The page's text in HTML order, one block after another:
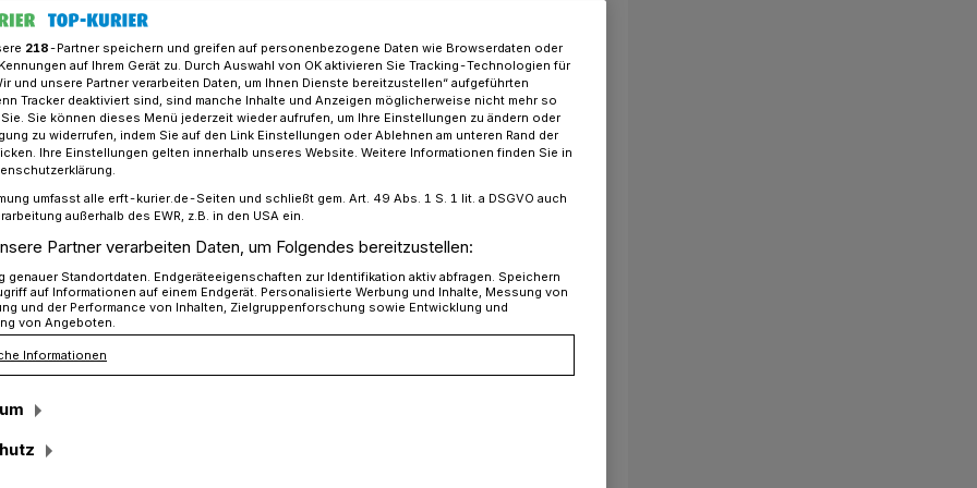
mit dem Coronavirus Infizierten im Rhein-Kreis Neuss
386
dem
im Rhein-
Frau aus Korschenbroich ist an den
Coronavirus verstorben. Damit
auf 386. Im Rhein-Kreis ist aktuell bei
218-Partner speichern und greifen auf personenbezogene Daten wie Browserdaten oder
auf Ihrem Gerät zu. Durch Auswahl von OK aktivieren Sie Tracking-Technologien für
und unsere Partner verarbeiten Daten, um Ihnen Dienste bereitzustellen“ aufgeführten
Tracker deaktiviert sind, sind manche Inhalte und Anzeigen möglicherweise nicht mehr so
Sie können dieses Menü jederzeit wieder aufrufen, um Ihre Einstellungen zu ändern oder
zu widerrufen, indem Sie auf den Link Einstellungen oder Ablehnen am unteren Rand der
Ihre Einstellungen gelten innerhalb unseres Website. Weitere Informationen finden Sie in
umfasst alle erft-kurier.de-Seiten und schließt gem. Art. 49 Abs. 1 S. 1 lit. a DSGVO auch
außerhalb des EWR, z.B. in den USA ein.
Partner verarbeiten Daten, um Folgendes bereitzustellen:
genauer Standortdaten. Endgeräteeigenschaften zur Identifikation aktiv abfragen. Speichern
auf Informationen auf einem Endgerät. Personalisierte Werbung und Inhalte, Messung von
und der Performance von Inhalten, Zielgruppenforschung sowie Entwicklung und
von Angeboten.
Informationen